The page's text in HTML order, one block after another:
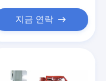
지금 연락